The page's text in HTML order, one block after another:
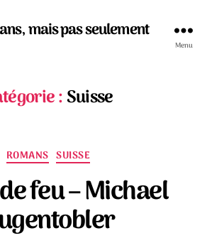
mais pas seulement
Menu
:Suisse
Catégories
ROMANS SUISSE
feu – Michael